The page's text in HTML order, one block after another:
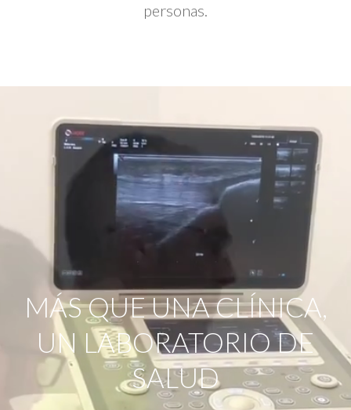
personas.
MÁS QUE UNA CLÍNICA,
UN LABORATORIO DE
SALUD